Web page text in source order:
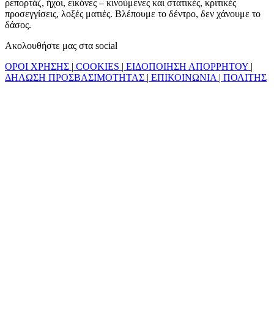
ρεπορτάζ, ήχοι, εικόνες – κινούμενες και στατικές, κριτικές
προσεγγίσεις, λοξές ματιές. Βλέπουμε το δέντρο, δεν χάνουμε το
δάσος.
Ακολουθήστε μας στα social
ΟΡΟΙ ΧΡΗΣΗΣ | COOKIES | ΕΙΔΟΠΟΙΗΣΗ ΑΠΟΡΡΗΤΟΥ |
ΔΗΛΩΣΗ ΠΡΟΣΒΑΣΙΜΟΤΗΤΑΣ | ΕΠΙΚΟΙΝΩΝΙΑ | ΠΟΛΙΤΗΣ